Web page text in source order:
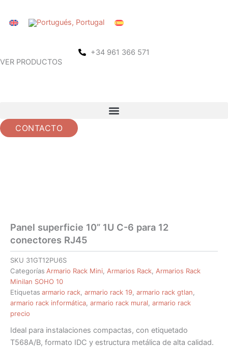
contenido
+34 961 366 571
VER PRODUCTOS
CONTACTO
Panel superficie 10” 1U C-6 para 12
conectores RJ45
SKU 31GT12PU6S
Categorías Armario Rack Mini Armarios Rack Armarios Rack
Minilan SOHO 10
Etiquetas armario rack armario rack 19 armario rack gtlan
armario rack informática armario rack mural armario rack
precio
Ideal para instalaciones compactas, con etiquetado
T568A/B, formato IDC y estructura metálica de alta calidad.